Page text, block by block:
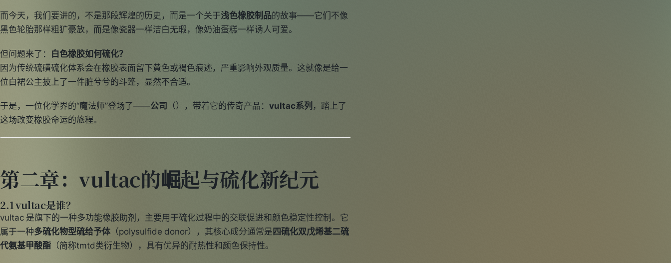
而今天，我们要讲的，不是那段辉煌的历史，而是一个关于浅色橡胶制品的故事——它们不像
黑色轮胎那样粗犷豪放，而是像瓷器一样洁白无瑕，像奶油蛋糕一样诱人可爱。
但问题来了： 白色橡胶如何硫化？
因为传统硫磺硫化体系会在橡胶表面留下黄色或褐色痕迹，严重影响外观质量。这就像是给一
位白裙公主披上了一件脏兮兮的斗篷，显然不合适。
于是，一位化学界的“魔法师”登场了——公司 （），带着它的传奇产品： vultac系列 ，踏上了
这场改变橡胶命运的旅程。
第二章：vultac的崛起与硫化新纪元
2.1 vultac是谁？
vultac 是旗下的一种多功能橡胶助剂，主要用于硫化过程中的交联促进和颜色稳定性控制。它
属于一种多硫化物型硫给予体 （polysulfide donor），其核心成分通常是四硫化双戊烯基二硫
代氨基甲酸酯 （简称tmtd类衍生物），具有优异的耐热性和颜色保持性。